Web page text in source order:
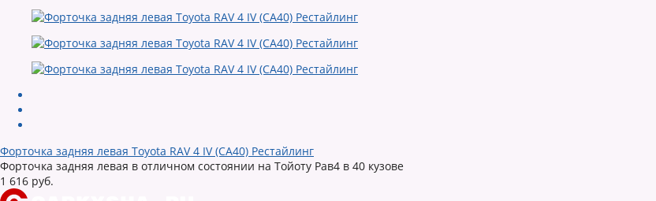
Форточка задняя левая Toyota RAV 4 IV (CA40) Рестайлинг
Форточка задняя левая в отличном состоянии на Тойоту Рав4 в 40 кузове
1 616 руб.